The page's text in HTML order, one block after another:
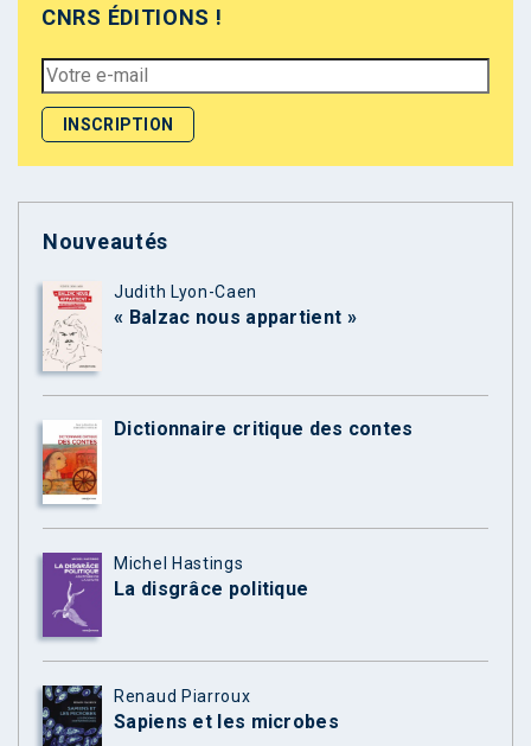
CNRS ÉDITIONS !
Nouveautés
Judith Lyon-Caen
« Balzac nous appartient »
Dictionnaire critique des contes
Michel Hastings
La disgrâce politique
Renaud Piarroux
Sapiens et les microbes